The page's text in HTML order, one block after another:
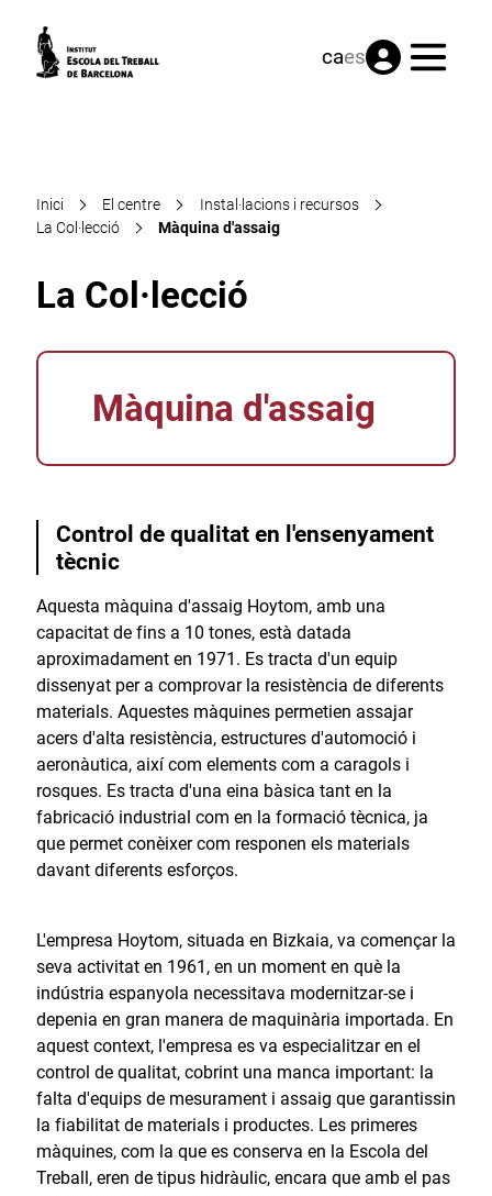
caes Menú
Inici El centre
Instal·lacions i recursos
La Col·lecció
Màquina d'assaig
La Col·lecció
Màquina d'assaig
Control de qualitat en l'ensenyament
tècnic
Aquesta màquina d'assaig Hoytom, amb una
capacitat de fins a 10 tones, està datada
aproximadament en 1971. Es tracta d'un equip
dissenyat per a comprovar la resistència de diferents
materials. Aquestes màquines permetien assajar
acers d'alta resistència, estructures d'automoció i
aeronàutica, així com elements com a caragols i
rosques. Es tracta d'una eina bàsica tant en la
fabricació industrial com en la formació tècnica, ja
que permet conèixer com responen els materials
davant diferents esforços.
L'empresa Hoytom, situada en Bizkaia, va començar la
seva activitat en 1961, en un moment en què la
indústria espanyola necessitava modernitzar-se i
depenia en gran manera de maquinària importada. En
aquest context, l'empresa es va especialitzar en el
control de qualitat, cobrint una manca important: la
falta d'equips de mesurament i assaig que garantissin
la fiabilitat de materials i productes. Les primeres
màquines, com la que es conserva en la Escola del
Treball, eren de tipus hidràulic, encara que amb el pas